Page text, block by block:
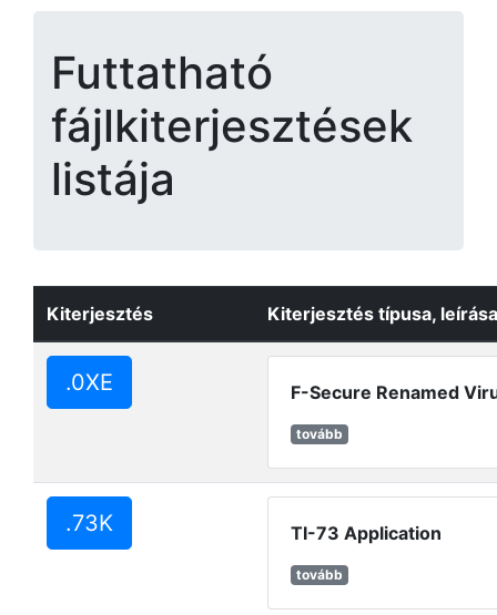
Futtatható
fájlkiterjesztések
listája
Kiterjesztés Kiterjesztés típusa, leírása
.0XE F-Secure Renamed
tovább
.73K TI-73 Application
tovább